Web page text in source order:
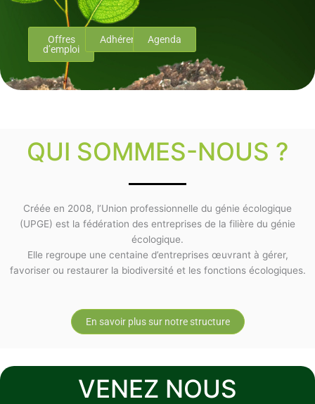
Offres
d’emploi
Adhérents Agenda
QUI SOMMES-NOUS ?
Créée en 2008, l’Union professionnelle du génie écologique
(UPGE) est la fédération des entreprises de la filière du génie
écologique.
Elle regroupe une centaine d’entreprises œuvrant à gérer,
favoriser ou restaurer la biodiversité et les fonctions écologiques.
En savoir plus sur notre structure
VENEZ NOUS